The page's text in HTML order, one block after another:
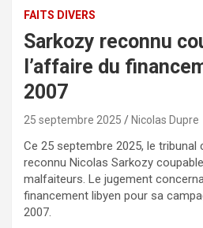
FAITS DIVERS
Sarkozy reconnu
l’affaire du
2007
25 septembre 2025 Nicolas Dupre
Ce 25 septembre 2025, le
reconnu Nicolas Sarkozy
malfaiteurs. Le jugement
financement libyen pour sa
2007.